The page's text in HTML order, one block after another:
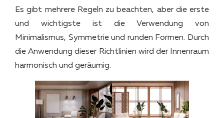
Es gibt mehrere Regeln zu beachten, aber die erste
und wichtigste ist die Verwendung von
Minimalismus, Symmetrie und runden Formen. Durch
die Anwendung dieser Richtlinien wird der Innenraum
harmonisch und geräumig.